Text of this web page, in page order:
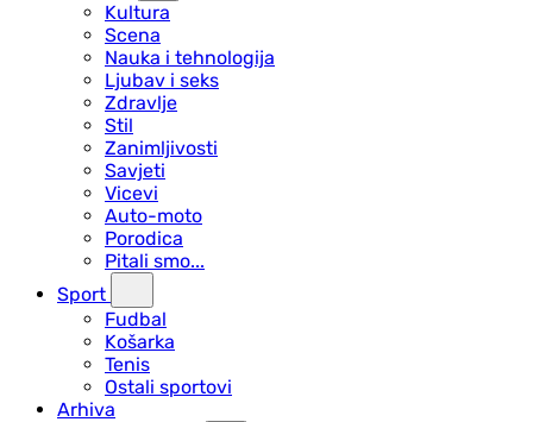
Kultura
Scena
Nauka i tehnologija
Ljubav i seks
Zdravlje
Stil
Zanimljivosti
Savjeti
Vicevi
Auto-moto
Porodica
Pitali smo...
Sport
Fudbal
Košarka
Tenis
Ostali sportovi
Arhiva